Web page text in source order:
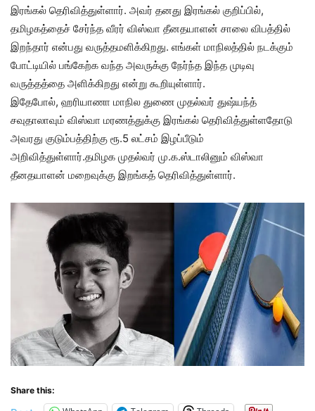
இரங்கல் தெரிவித்துள்ளார். அவர் தனது இரங்கல் குறிப்பில்,
தமிழகத்தைச் சேர்ந்த வீரர் விஸ்வா தீனதயாளன் சாலை விபத்தில்
இறந்தார் என்பது வருத்தமளிக்கிறது. எங்கள் மாநிலத்தில் நடக்கும்
போட்டியில் பங்கேற்க வந்த அவருக்கு நேர்ந்த இந்த முடிவு
வருத்தத்தை அளிக்கிறது என்று கூறியுள்ளார்.
இதேபோல், ஹரியாணா மாநில துணை முதல்வர் துஷ்யந்த்
சவுதாலாவும் விஸ்வா மரணத்துக்கு இரங்கல் தெரிவித்துள்ளதோடு
அவரது குடும்பத்திற்கு ரூ.5 லட்சம் இழப்பீடும்
அறிவித்துள்ளார்.தமிழக முதல்வர் மு.க.ஸ்டாலினும் விஸ்வா
தீனதயாளன் மறைவுக்கு இறங்கத் தெரிவித்துள்ளார்.
Share this: